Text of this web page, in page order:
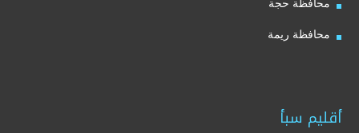
محافظة حجة
محافظة ريمة
أقليم سبأ